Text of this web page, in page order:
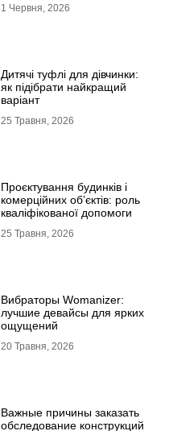
1 Червня, 2026
Дитячі туфлі для дівчинки:
як підібрати найкращий
варіант
25 Травня, 2026
Проєктування будинків і
комерційних об’єктів: роль
кваліфікованої допомоги
25 Травня, 2026
Вибраторы Womanizer:
лучшие девайсы для ярких
ощущений
20 Травня, 2026
Важные причины заказать
обследование конструкций